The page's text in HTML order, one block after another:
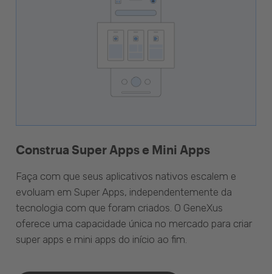
Construa Super Apps e Mini Apps
Faça com que seus aplicativos nativos escalem e
evoluam em Super Apps, independentemente da
tecnologia com que foram criados. O GeneXus
oferece uma capacidade única no mercado para criar
super apps e mini apps do início ao fim.